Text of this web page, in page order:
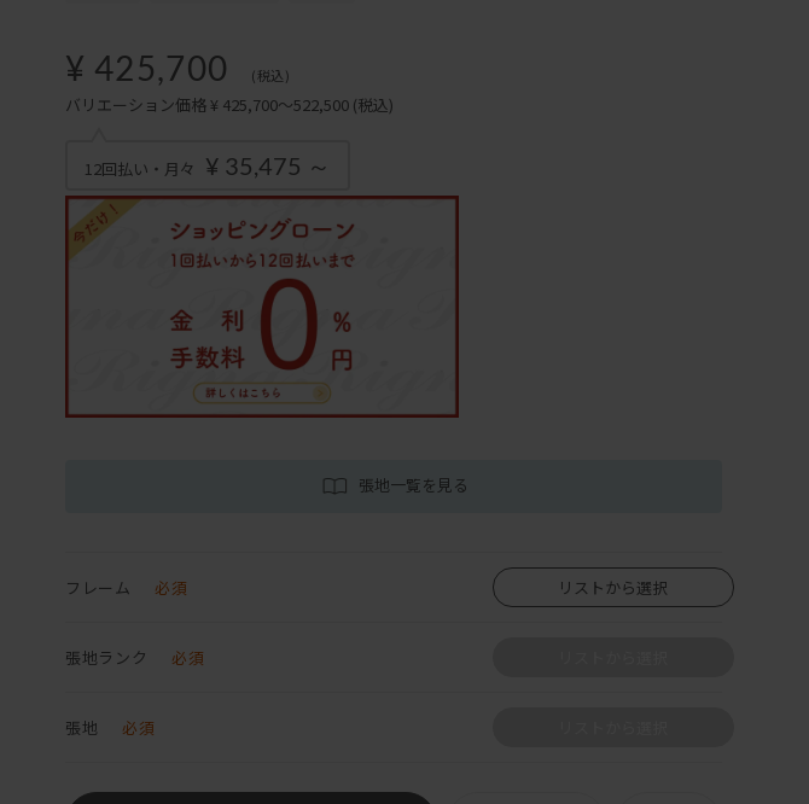
¥ 425,700 (税込)
バリエーション価格 ¥ 425,700～522,500 (税込)
12回払い・月々 ¥ 35,475 ～
張地一覧を見る
フレーム 必須 リストから選択
張地ランク 必須
張地 必須